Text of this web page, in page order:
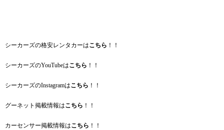
シーカーズの格安レンタカーはこちら ！！
シーカーズのYouTubeはこちら ！！
シーカーズのInstagramはこちら ！！
グーネット掲載情報はこちら ！！
カーセンサー掲載情報はこちら ！！